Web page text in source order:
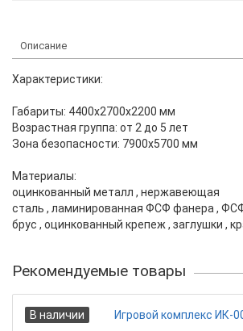
Описание
Характеристики:
Габариты: 4400x2700x2200 мм
Возрастная группа: от 2 до 5 лет
Зона безопасности: 7900x5700 мм
Материалы:
оцинкованный металл , нержавеющая
сталь , ламинированная ФСФ фанера ,
брус , оцинкованный крепеж , заглушки ,
Рекомендуемые товары
В наличии